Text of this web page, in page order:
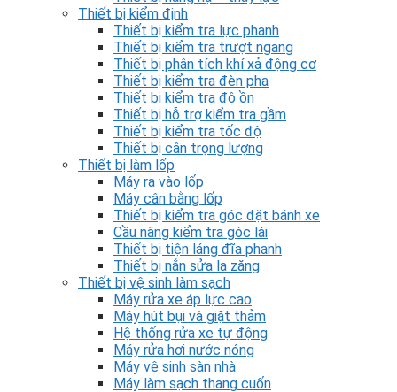
Thiết bị kiểm định
Thiết bị kiểm tra lực phanh
Thiết bị kiểm tra trượt ngang
Thiết bị phân tích khí xả động cơ
Thiết bị kiểm tra đèn pha
Thiết bị kiểm tra độ ồn
Thiết bị hỗ trợ kiểm tra gầm
Thiết bị kiểm tra tốc độ
Thiết bị cân trọng lượng
Thiết bị làm lốp
Máy ra vào lốp
Máy cân bằng lốp
Thiết bị kiểm tra góc đặt bánh xe
Cầu nâng kiểm tra góc lái
Thiết bị tiện láng đĩa phanh
Thiết bị nắn sửa la zăng
Thiết bị vệ sinh làm sạch
Máy rửa xe áp lực cao
Máy hút bụi và giặt thảm
Hệ thống rửa xe tự động
Máy rửa hơi nước nóng
Máy vệ sinh sàn nhà
Máy làm sạch thang cuốn